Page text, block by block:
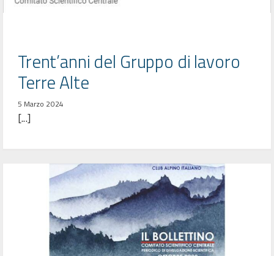
Trent’anni del Gruppo di lavoro
Terre Alte
5 Marzo 2024
[...]